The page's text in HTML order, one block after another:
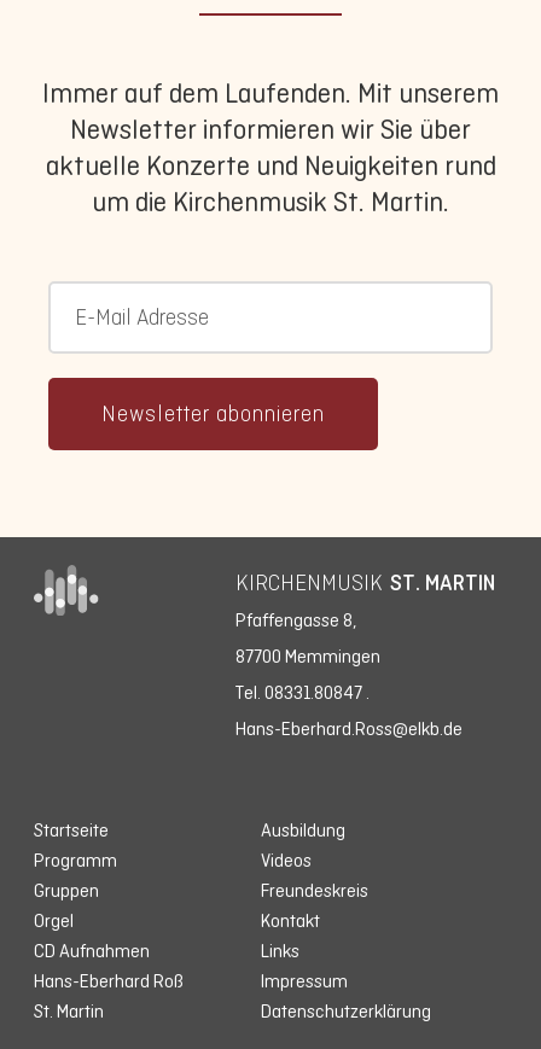
Immer auf dem Laufenden. Mit unserem
Newsletter informieren wir Sie über
aktuelle Konzerte und Neuigkeiten rund
um die Kirchenmusik St. Martin.
Newsletter abonnieren
KIRCHENMUSIK ST. MARTIN
Pfaffengasse 8,
87700 Memmingen
Tel. 08331.80847
Hans-Eberhard.Ross@elkb.de
Startseite
Programm
Gruppen
Orgel
CD Aufnahmen
Hans-Eberhard Roß
St. Martin
Ausbildung
Videos
Freundeskreis
Kontakt
Links
Impressum
Datenschutzerklärung